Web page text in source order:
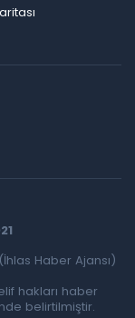
Haber Ajansı)
hakları haber
belirtilmiştir.